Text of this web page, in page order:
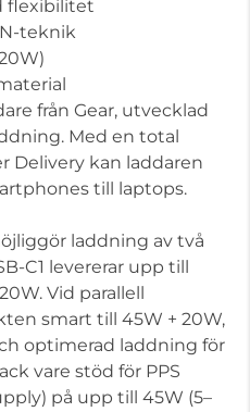
flexibilitet
teknik
från Gear, utvecklad
Med en total
Delivery kan laddaren
till laptops.
laddning av två
C1 levererar upp till
Vid parallell
smart till 45W + 20W,
optimerad laddning för
vare stöd för PPS
på upp till 45W (5–